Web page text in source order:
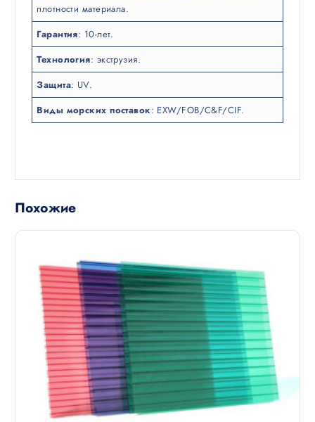
плотности материала.
Гарантия: 10-лет.
Технология: экструзия.
Защита: UV.
Виды морских поставок: EXW/FOB/C&F/CIF.
Похожие